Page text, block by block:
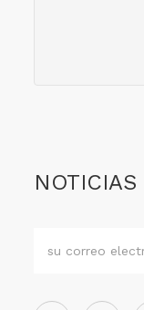
NOTICIAS